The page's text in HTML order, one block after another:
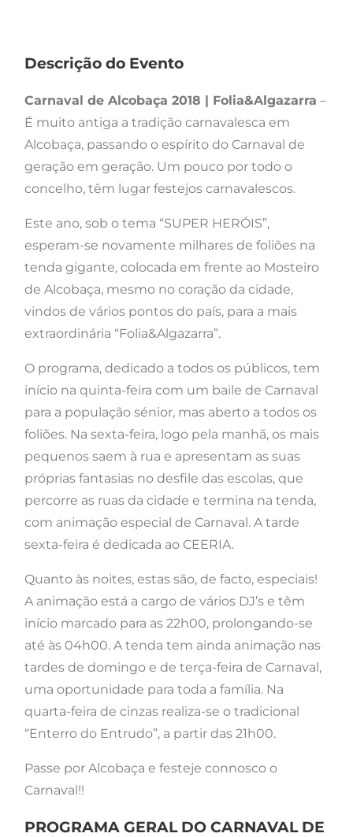
Descrição do Evento
Carnaval de Alcobaça 2018 | Folia&Algazarra –
É muito antiga a tradição carnavalesca em
Alcobaça, passando o espírito do Carnaval de
geração em geração. Um pouco por todo o
concelho, têm lugar festejos carnavalescos.
Este ano, sob o tema “SUPER HERÓIS”,
esperam-se novamente milhares de foliões na
tenda gigante, colocada em frente ao Mosteiro
de Alcobaça, mesmo no coração da cidade,
vindos de vários pontos do país, para a mais
extraordinária “Folia&Algazarra”.
O programa, dedicado a todos os públicos, tem
início na quinta-feira com um baile de Carnaval
para a população sénior, mas aberto a todos os
foliões. Na sexta-feira, logo pela manhã, os mais
pequenos saem à rua e apresentam as suas
próprias fantasias no desfile das escolas, que
percorre as ruas da cidade e termina na tenda,
com animação especial de Carnaval. A tarde
sexta-feira é dedicada ao CEERIA.
Quanto às noites, estas são, de facto, especiais!
A animação está a cargo de vários DJ’s e têm
início marcado para as 22h00, prolongando-se
até às 04h00. A tenda tem ainda animação nas
tardes de domingo e de terça-feira de Carnaval,
uma oportunidade para toda a família. Na
quarta-feira de cinzas realiza-se o tradicional
“Enterro do Entrudo”, a partir das 21h00.
Passe por Alcobaça e festeje connosco o
Carnaval!!
PROGRAMA GERAL DO CARNAVAL DE